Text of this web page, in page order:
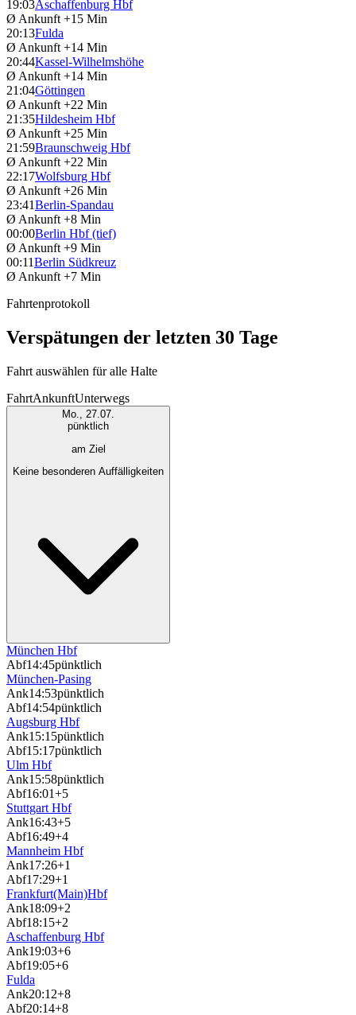
19:03Aschaffenburg Hbf
Ø Ankunft +15 Min
20:13Fulda
Ø Ankunft +14 Min
20:44Kassel-Wilhelmshöhe
Ø Ankunft +14 Min
21:04Göttingen
Ø Ankunft +22 Min
21:35Hildesheim Hbf
Ø Ankunft +25 Min
21:59Braunschweig Hbf
Ø Ankunft +22 Min
22:17Wolfsburg Hbf
Ø Ankunft +26 Min
23:41Berlin-Spandau
Ø Ankunft +8 Min
00:00Berlin Hbf (tief)
Ø Ankunft +9 Min
00:11Berlin Südkreuz
Ø Ankunft +7 Min
Fahrtenprotokoll
Verspätungen der letzten 30 Tage
Fahrt auswählen für alle Halte
FahrtAnkunftUnterwegs
Mo., 27.07.
pünktlich
am Ziel
Keine besonderen Auffälligkeiten
München Hbf
Abf14:45pünktlich
München-Pasing
Ank14:53pünktlich
Abf14:54pünktlich
Augsburg Hbf
Ank15:15pünktlich
Abf15:17pünktlich
Ulm Hbf
Ank15:58pünktlich
Abf16:01+5
Stuttgart Hbf
Ank16:43+5
Abf16:49+4
Mannheim Hbf
Ank17:26+1
Abf17:29+1
Frankfurt(Main)Hbf
Ank18:09+2
Abf18:15+2
Aschaffenburg Hbf
Ank19:03+6
Abf19:05+6
Fulda
Ank20:12+8
Abf20:14+8